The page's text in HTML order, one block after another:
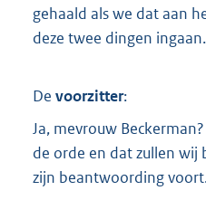
gehaald als we dat aan
deze twee dingen ingaan.
De voorzitter:
Ja, mevrouw
de orde en dat zullen wij
zijn beantwoording